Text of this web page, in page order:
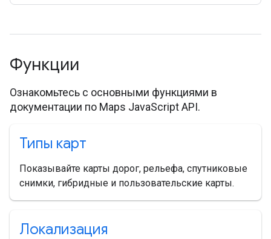
Функции
Ознакомьтесь с основными функциями в
документации по Maps JavaScript API.
Типы карт
Показывайте карты дорог, рельефа, спутниковые
снимки, гибридные и пользовательские карты.
Локализация